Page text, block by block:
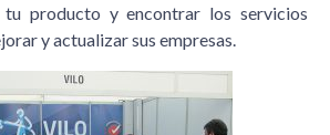
producto y encontrar los servicios
y actualizar sus empresas.